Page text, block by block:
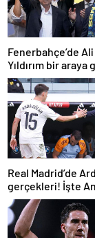
Fenerbahçe’de
Yıldırım bir araya
Toplanan imza
çıktı
Real Madrid’de
gerçekleri! İşte
yol ayrımına
sebepler